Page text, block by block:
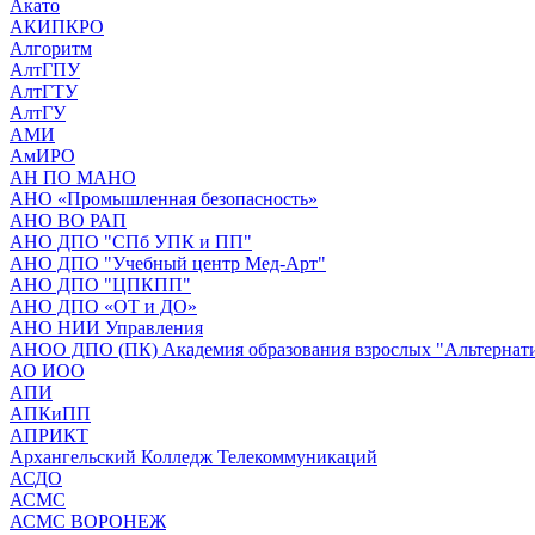
Акато
АКИПКРО
Алгоритм
АлтГПУ
АлтГТУ
АлтГУ
АМИ
АмИРО
АН ПО МАНО
АНО «Промышленная безопасность»
АНО ВО РАП
АНО ДПО "СПб УПК и ПП"
АНО ДПО "Учебный центр Мед-Арт"
АНО ДПО "ЦПКПП"
АНО ДПО «ОТ и ДО»
АНО НИИ Управления
АНОО ДПО (ПК) Академия образования взрослых
АО ИОО
АПИ
АПКиПП
АПРИКТ
Архангельский Колледж Телекоммуникаций
АСДО
АСМС
АСМС ВОРОНЕЖ